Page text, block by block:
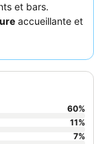
et bars.
accueillante et
son
et de
plus
ne donnant
potentiel de la
60%
11%
7%